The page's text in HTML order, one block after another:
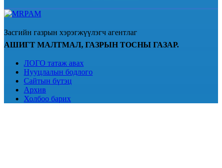
Засгийн газрын хэрэгжүүлэгч агентлаг
АШИГТ МАЛТМАЛ, ГАЗРЫН ТОСНЫ ГАЗАР.
ЛОГО татаж авах
Нууцлалын бодлого
Сайтын бүтэц
Архив
Холбоо барих